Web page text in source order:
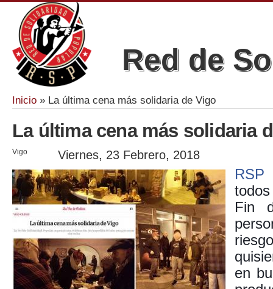
Red de
Se encuentra usted aquí
Inicio » La última cena más solidaria de Vigo
La última cena más solidaria
Vigo Viernes, 23 Febrero, 2018
Fin
en